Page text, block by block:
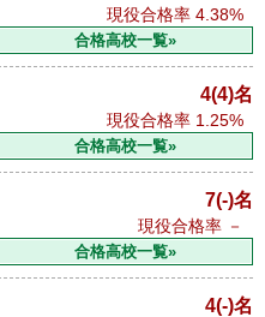
現役合格率 4.38%
合格高校一覧»
4(4)名
現役合格率 1.25%
合格高校一覧»
7(-)名
現役合格率 －
合格高校一覧»
4(-)名